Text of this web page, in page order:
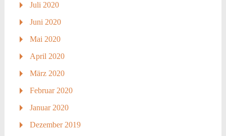
Juli 2020
Juni 2020
Mai 2020
April 2020
März 2020
Februar 2020
Januar 2020
Dezember 2019